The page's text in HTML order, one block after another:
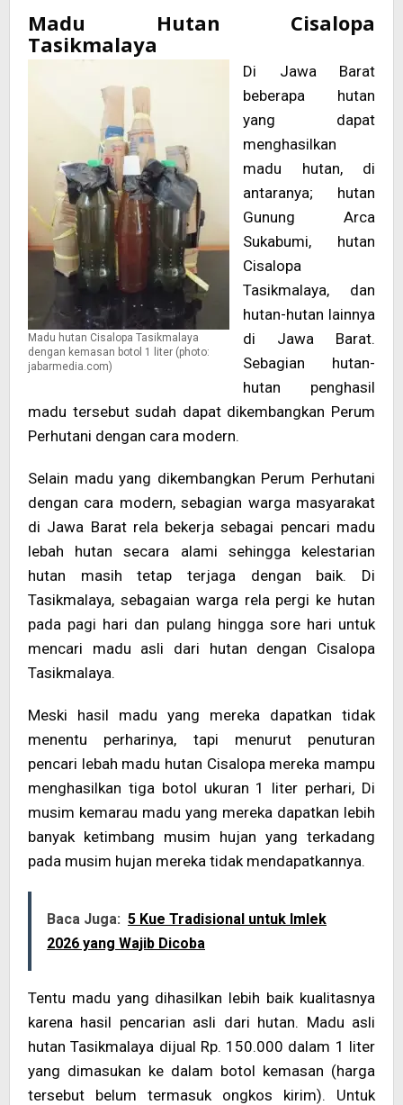
Madu Hutan Cisalopa
Tasikmalaya
Madu hutan Cisalopa Tasikmalaya
dengan kemasan botol 1 liter (photo:
jabarmedia.com)
Di Jawa Barat
beberapa hutan
yang dapat
menghasilkan
madu hutan, di
antaranya; hutan
Gunung Arca
Sukabumi, hutan
Cisalopa
Tasikmalaya, dan
hutan-hutan lainnya
di Jawa Barat.
Sebagian hutan-
hutan penghasil
madu tersebut sudah dapat dikembangkan Perum
Perhutani dengan cara modern.
Selain madu yang dikembangkan Perum Perhutani
dengan cara modern, sebagian warga masyarakat
di Jawa Barat rela bekerja sebagai pencari madu
lebah hutan secara alami sehingga kelestarian
hutan masih tetap terjaga dengan baik. Di
Tasikmalaya, sebagaian warga rela pergi ke hutan
pada pagi hari dan pulang hingga sore hari untuk
mencari madu asli dari hutan dengan Cisalopa
Tasikmalaya.
Meski hasil madu yang mereka dapatkan tidak
menentu perharinya, tapi menurut penuturan
pencari lebah madu hutan Cisalopa mereka mampu
menghasilkan tiga botol ukuran 1 liter perhari, Di
musim kemarau madu yang mereka dapatkan lebih
banyak ketimbang musim hujan yang terkadang
pada musim hujan mereka tidak mendapatkannya.
Baca Juga: 5 Kue Tradisional untuk Imlek
2026 yang Wajib Dicoba
Tentu madu yang dihasilkan lebih baik kualitasnya
karena hasil pencarian asli dari hutan. Madu asli
hutan Tasikmalaya dijual Rp. 150.000 dalam 1 liter
yang dimasukan ke dalam botol kemasan (harga
tersebut belum termasuk ongkos kirim). Untuk